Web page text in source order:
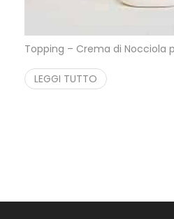
Topping – Crema di Nocciola
LEGGI TUTTO